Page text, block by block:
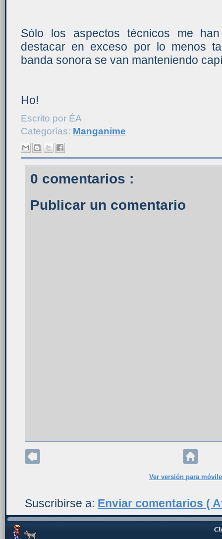
Sólo los aspectos técnicos me
destacar en exceso por lo menos
banda sonora se van manteniendo
Ho!
Escrito por ÉA
Categorías: Manganime
0 comentarios :
Publicar un comentario
Ver versión para
Suscribirse a: Enviar comentarios (